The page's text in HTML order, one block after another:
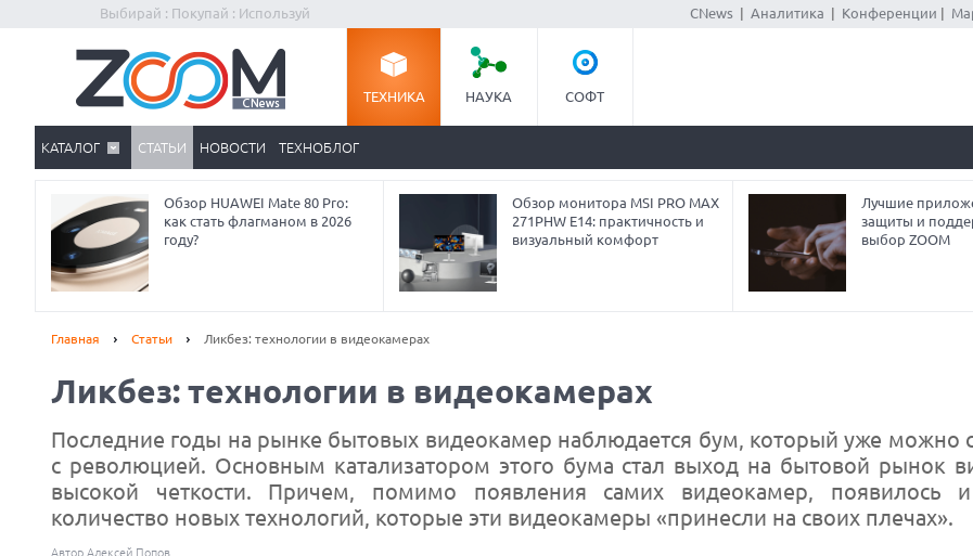
Выбирай : Покупай : Используй CNews| Аналитика Конференции
ТЕХНИКА НАУКА СОФТ
КАТАЛОГ СТАТЬИ НОВОСТИ ТЕХНОБЛОГ
Обзор HUAWEI Mate 80 Pro:
как стать флагманом в 2026
году?
Обзор монитора MSI PRO MAX
271PHW E14: практичность и
визуальный комфорт
Лучшие
защиты и
выбор ZOOM
Главная Статьи Ликбез: технологии в видеокамерах
Ликбез: технологии в видеокамерах
Последние годы на рынке бытовых видеокамер наблюдается бум, который уже можно
с революцией. Основным катализатором этого бума стал выход на бытовой рынок
высокой четкости. Причем, помимо появления самих видеокамер, появилось
количество новых технологий, которые эти видеокамеры «принесли на своих плечах».
Автор Алексей Попов